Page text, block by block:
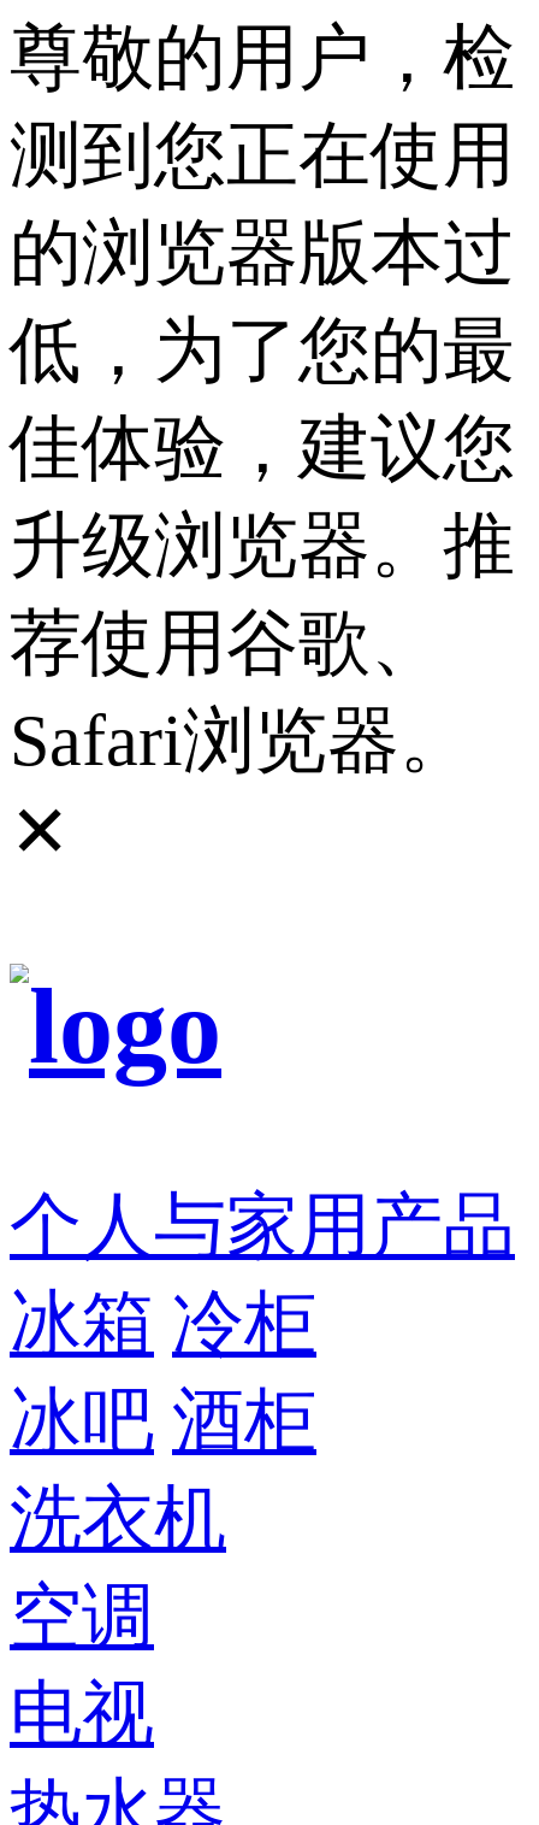
尊敬的用户，检
测到您正在使用
的浏览器版本过
低，为了您的最
佳体验，建议您
升级浏览器。推
荐使用谷歌、
Safari浏览器。
✕
个人与家用产品
冰箱 冷柜
冰吧 酒柜
洗衣机
空调
电视